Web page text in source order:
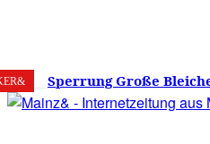
7. August 2026 24.8 Mainz
Sperrung Große
verwirrt, Mainzer